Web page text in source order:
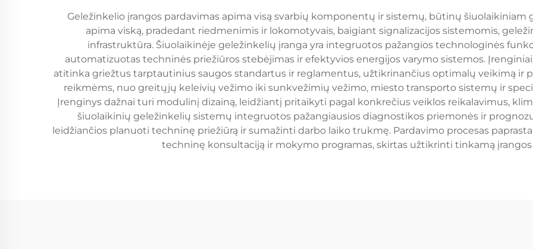
Geležinkelio įrangos pardavimas apima visą svarbių komponentų ir sistemų, būtinų šiuolaikiniam
apima viską, pradedant riedmenimis ir lokomotyvais, baigiant signalizacijos sistemomis,
infrastruktūra. Šiuolaikinėje geležinkelių įranga yra integruotos pažangios technologinės
automatizuotas techninės priežiūros stebėjimas ir efektyvios energijos varymo sistemos.
atitinka griežtus tarptautinius saugos standartus ir reglamentus, užtikrinančius optimalų veikimą ir
reikmėms, nuo greitųjų keleivių vežimo iki sunkvežimių vežimo, miesto transporto sistemų ir
Įrenginys dažnai turi modulinį dizainą, leidžiantį pritaikyti pagal konkrečius veiklos reikalavimus,
šiuolaikinių geležinkelių sistemų integruotos pažangiausios diagnostikos priemonės ir
leidžiančios planuoti techninę priežiūrą ir sumažinti darbo laiko trukmę. Pardavimo procesas
techninę konsultaciją ir mokymo programas, skirtas užtikrinti tinkamą